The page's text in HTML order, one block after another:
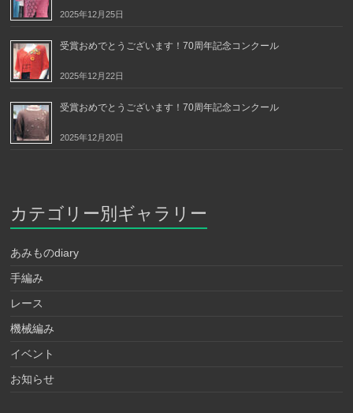
2025年12月25日
受賞おめでとうございます！70周年記念コンクール
2025年12月22日
受賞おめでとうございます！70周年記念コンクール
2025年12月20日
カテゴリー別ギャラリー
あみものdiary
手編み
レース
機械編み
イベント
お知らせ